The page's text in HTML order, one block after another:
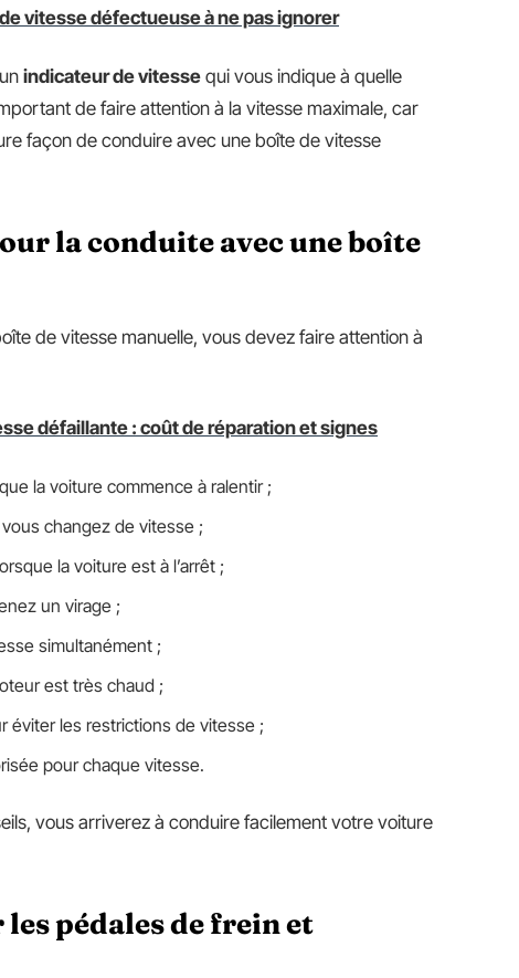
vitesse défectueuse à ne pas ignorer
indicateur de vitesse qui vous indique à quelle
de faire attention à la vitesse maximale, car
façon de conduire avec une boîte de vitesse
la conduite avec une boîte
de vitesse manuelle, vous devez faire attention à
défaillante : coût de réparation et signes
la voiture commence à ralentir ;
changez de vitesse ;
la voiture est à l’arrêt ;
un virage ;
simultanément ;
est très chaud ;
éviter les restrictions de vitesse ;
pour chaque vitesse.
vous arriverez à conduire facilement votre voiture
pédales de frein et